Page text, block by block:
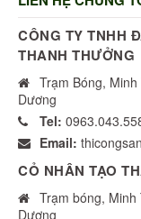
CÔNG TY TNHH
THANH THƯỞNG
Trạm Bóng,
Dương
Tel:
Email:
CỎ NHÂN TẠO
Trạm bóng,
Dương